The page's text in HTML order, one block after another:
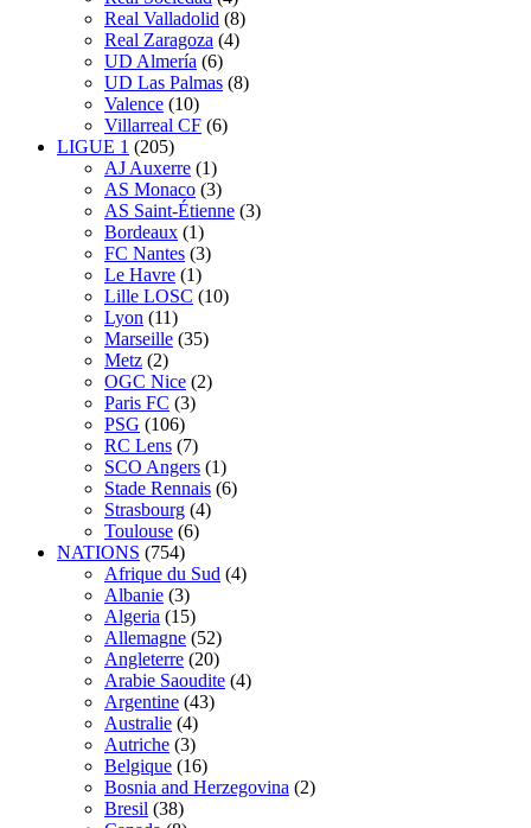
Real Valladolid (8)
Real Zaragoza (4)
UD Almería (6)
UD Las Palmas (8)
Valence (10)
Villarreal CF (6)
LIGUE 1 (205)
AJ Auxerre (1)
AS Monaco (3)
AS Saint-Étienne (3)
Bordeaux (1)
FC Nantes (3)
Le Havre (1)
Lille LOSC (10)
Lyon (11)
Marseille (35)
Metz (2)
OGC Nice (2)
Paris FC (3)
PSG (106)
RC Lens (7)
SCO Angers (1)
Stade Rennais (6)
Strasbourg (4)
Toulouse (6)
NATIONS (754)
Afrique du Sud (4)
Albanie (3)
Algeria (15)
Allemagne (52)
Angleterre (20)
Arabie Saoudite (4)
Argentine (43)
Australie (4)
Autriche (3)
Belgique (16)
Bosnia and Herzegovina (2)
Bresil (38)